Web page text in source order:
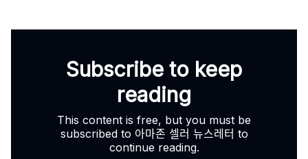
Subscribe to keep
reading
This content is free, but you must be
subscribed to 아마존 셀러 뉴스레터 to
continue reading.